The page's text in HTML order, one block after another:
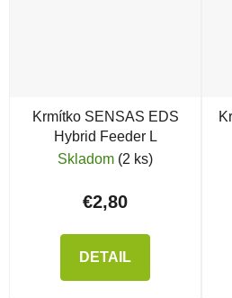
Krmítko SENSAS EDS
Hybrid Feeder L
Skladom (2 ks)
€2,80
DETAIL